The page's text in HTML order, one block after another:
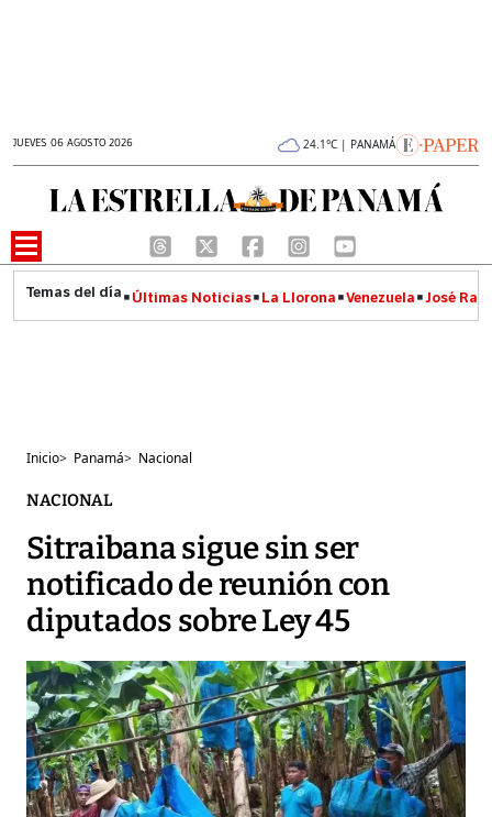
JUEVES 06 AGOSTO 2026 24.1°C | PANAMÁ
Últimas Noticias La Llorona Venezuela José
Inicio> Panamá> Nacional
NACIONAL
Sitraibana sigue sin ser
notificado de reunión con
diputados sobre Ley 45